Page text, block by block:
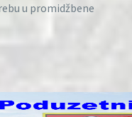
u promidžbene